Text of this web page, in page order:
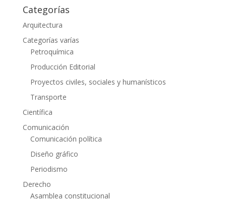
Categorías
Arquitectura
Categorías varías
Petroquímica
Producción Editorial
Proyectos civiles, sociales y humanísticos
Transporte
Científica
Comunicación
Comunicación política
Diseño gráfico
Periodismo
Derecho
Asamblea constitucional